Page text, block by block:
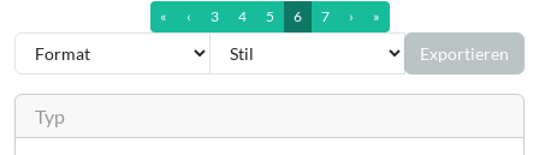
«erste Seite
‹vorherige Seite
3 4 5 6 7 ›nächste Seite
»letzte Seite (7)
Exportieren
Typ